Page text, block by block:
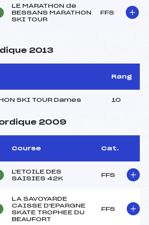
LE MARATHON de
BESSANS MARATHON
SKI TOUR
FFS
2013
Rang
SKI TOUR Dames 10
2009
Course Cat.
L'ETOILE DES
SAISIES 42K
FFS
LA SAVOYARDE
CAISSE D'EPARGNE
SKATE TROPHEE DU
BEAUFORT
FFS